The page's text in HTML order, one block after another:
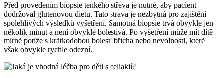
Před provedením⁣ biopsie tenkého střeva je nutné, aby pacient⁢
dodržoval ⁢glutenovou dietu. Tato strava je nezbytná pro zajištění
spolehlivých výsledků vyšetření. Samotná biopsie trvá obvykle jen
několik minut a není⁤ obvykle bolestivá. Po vyšetření může‍ mít dítě
mírné potíže s ⁤krátkodobou ⁢bolestí​ břicha nebo nevolností,⁣ které
však obvykle rychle odezní.